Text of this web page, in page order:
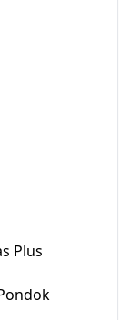
Plus